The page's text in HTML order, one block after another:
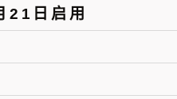
21日启用